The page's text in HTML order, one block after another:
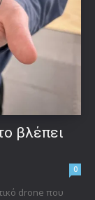
βλέπει
0
drone που